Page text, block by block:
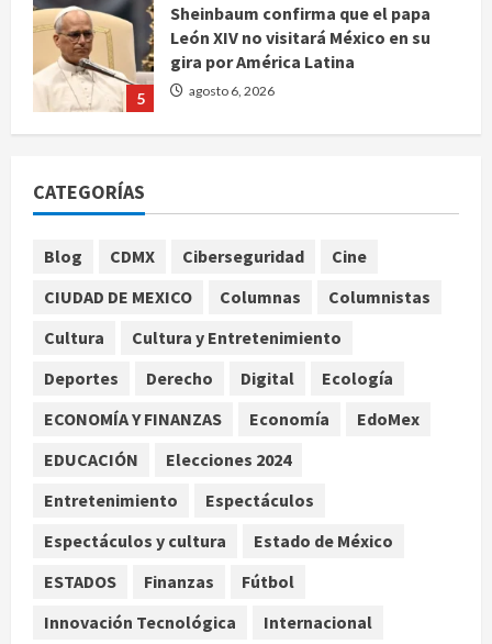
5
Sheinbaum confirma que el papa
León XIV no visitará México en su
gira por América Latina
agosto 6, 2026
Publican artículo sobre adaptar la
vida social a la de los hijos
Bacterias en el semen también
condicionan el éxito del embarazo:
microbioma seminal
agosto 6, 2026
¿Sería posible saber si una
consciencia?
CATEGORÍAS
Blog CDMX Ciberseguridad
Cine
CIUDAD DE MEXICO
Columnas
Columnistas
Cultura
Cultura y Entretenimiento
Deportes
Derecho Digital
Ecología
ECONOMÍA Y FINANZAS
Economía
EdoMex
EDUCACIÓN
Elecciones 2024
Entretenimiento
Espectáculos
Espectáculos y cultura
Estado de México
ESTADOS
Finanzas
Fútbol
Innovación Tecnológica
Internacional